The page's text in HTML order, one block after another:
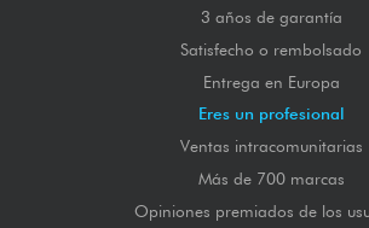
3 años de garantía
Satisfecho o rembolsado
Entrega en Europa
Eres un profesional
Ventas intracomunitarias
Más de 700 marcas
Opiniones premiados de los